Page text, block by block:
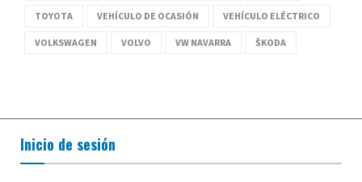
TOYOTA VEHÍCULO DE OCASIÓN VEHÍCULO ELÉCTRICO
VOLKSWAGEN VOLVO VW NAVARRA ŠKODA
Inicio de sesión